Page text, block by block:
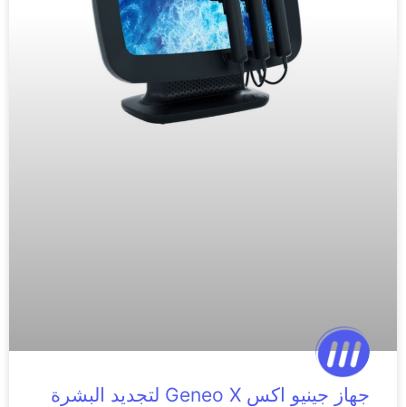
جهاز جينيو اكس Geneo X لتجديد البشرة